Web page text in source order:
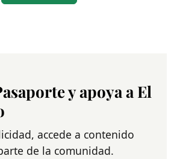
y apoya a El
accede a contenido
de la comunidad.